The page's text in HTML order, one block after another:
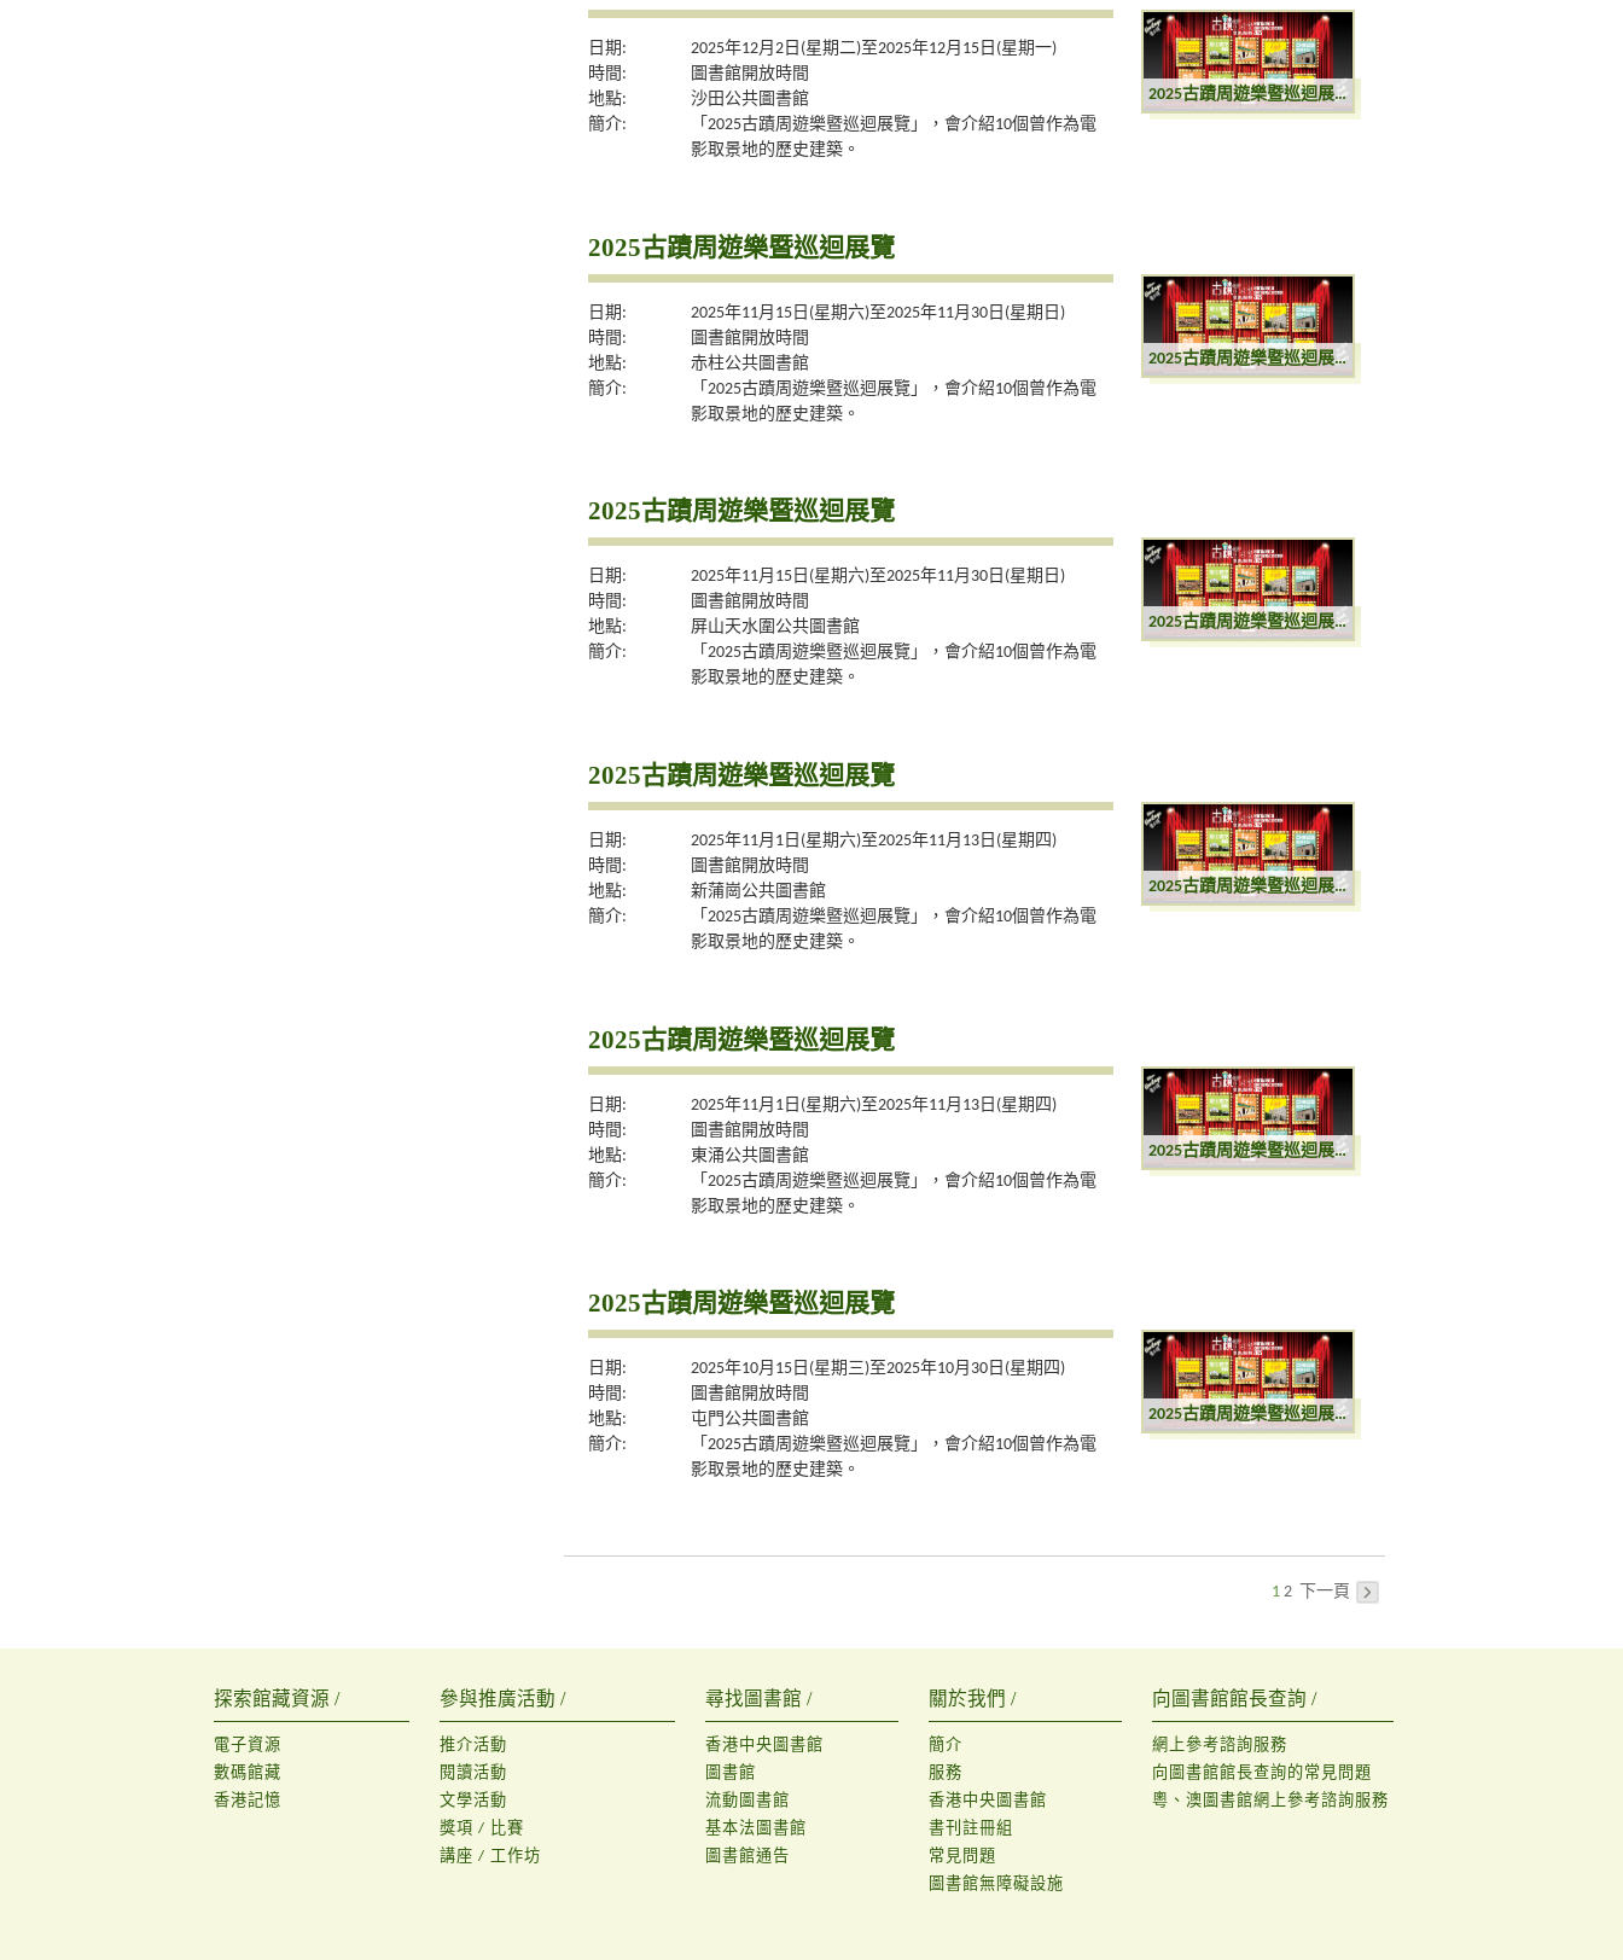
日期:
2025年12月2日(星期二)至2025年12月15日(星期一)
時間:
圖書館開放時間
地點:
沙田公共圖書館
簡介:
「2025古蹟周遊樂暨巡迴展覽」，會介紹10個曾作為電
影取景地的歷史建築。
2025古蹟周遊樂暨巡迴展覽
2025古蹟周遊樂暨巡迴展覽
日期:
2025年11月15日(星期六)至2025年11月30日(星期日)
時間:
圖書館開放時間
地點:
赤柱公共圖書館
簡介:
「2025古蹟周遊樂暨巡迴展覽」，會介紹10個曾作為電
影取景地的歷史建築。
2025古蹟周遊樂暨巡迴展覽
2025古蹟周遊樂暨巡迴展覽
日期:
2025年11月15日(星期六)至2025年11月30日(星期日)
時間:
圖書館開放時間
地點:
屏山天水圍公共圖書館
簡介:
「2025古蹟周遊樂暨巡迴展覽」，會介紹10個曾作為電
影取景地的歷史建築。
2025古蹟周遊樂暨巡迴展覽
2025古蹟周遊樂暨巡迴展覽
日期:
2025年11月1日(星期六)至2025年11月13日(星期四)
時間:
圖書館開放時間
地點:
新蒲崗公共圖書館
簡介:
「2025古蹟周遊樂暨巡迴展覽」，會介紹10個曾作為電
影取景地的歷史建築。
2025古蹟周遊樂暨巡迴展覽
2025古蹟周遊樂暨巡迴展覽
日期:
2025年11月1日(星期六)至2025年11月13日(星期四)
時間:
圖書館開放時間
地點:
東涌公共圖書館
簡介:
「2025古蹟周遊樂暨巡迴展覽」，會介紹10個曾作為電
影取景地的歷史建築。
2025古蹟周遊樂暨巡迴展覽
2025古蹟周遊樂暨巡迴展覽
日期:
2025年10月15日(星期三)至2025年10月30日(星期四)
時間:
圖書館開放時間
地點:
屯門公共圖書館
簡介:
「2025古蹟周遊樂暨巡迴展覽」，會介紹10個曾作為電
影取景地的歷史建築。
2025古蹟周遊樂暨巡迴展覽
1 2 下一頁
探索館藏資源 /
電子資源
數碼館藏
香港記憶
參與推廣活動 /
推介活動
閱讀活動
文學活動
獎項 / 比賽
講座 / 工作坊
尋找圖書館 /
香港中央圖書館
圖書館
流動圖書館
基本法圖書館
圖書館通告
關於我們 /
簡介
服務
香港中央圖書館
書刊註冊組
常見問題
圖書館無障礙設施
向圖書館館長查詢 /
網上參考諮詢服務
向圖書館館長查詢的常見問題
粵、澳圖書館網上參考諮詢服務